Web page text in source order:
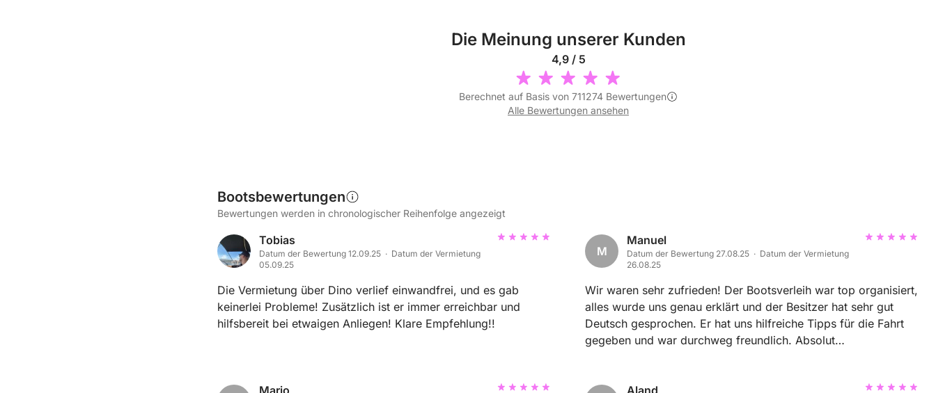
Die Meinung unserer Kunden
4,9 / 5
Berechnet auf Basis von 711274 Bewertungen
Alle Bewertungen ansehen
Bootsbewertungen
Bewertungen werden in chronologischer Reihenfolge angezeigt
Tobias
Datum der Bewertung 12.09.25 · Datum der Vermietung
05.09.25
Die Vermietung über Dino verlief einwandfrei, und es gab
keinerlei Probleme! Zusätzlich ist er immer erreichbar und
hilfsbereit bei etwaigen Anliegen! Klare Empfehlung!!
M
Manuel
Datum der Bewertung 27.08.25 · Datum der Vermietung
26.08.25
Wir waren sehr zufrieden! Der Bootsverleih war top organisiert,
alles wurde uns genau erklärt und der Besitzer hat sehr gut
Deutsch gesprochen. Er hat uns hilfreiche Tipps für die Fahrt
gegeben und war durchweg freundlich. Absolut